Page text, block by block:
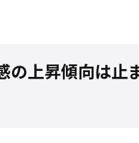
の上昇傾向は止